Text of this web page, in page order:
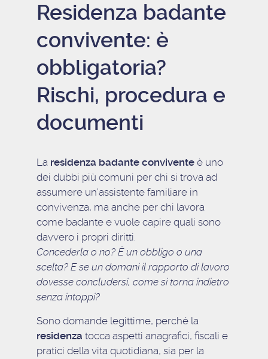
Residenza badante
convivente: è
obbligatoria?
Rischi, procedura e
documenti
La residenza badante conviventeè uno
dei dubbi più comuni per chi si trova ad
assumere un’assistente familiare in
convivenza, ma anche per chi lavora
come badante e vuole capire quali sono
davvero i propri diritti.
Concederla o no? È un obbligo o una
scelta? E se un domani il rapporto di lavoro
dovesse concludersi, come si torna indietro
senza intoppi?
Sono domande legittime, perché la
residenza tocca aspetti anagrafici, fiscali e
pratici della vita quotidiana, sia per la